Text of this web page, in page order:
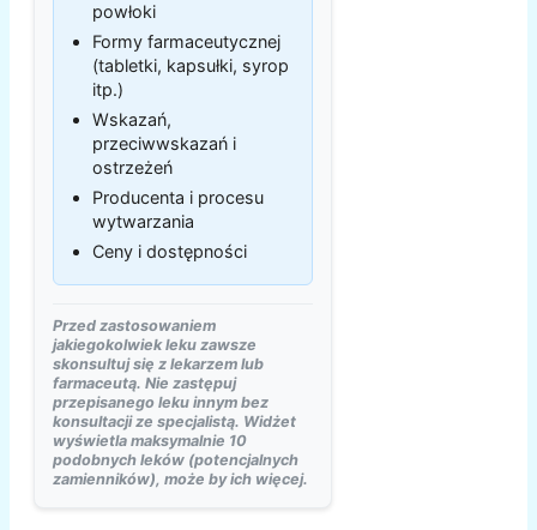
powłoki
Formy farmaceutycznej
(tabletki, kapsułki, syrop
itp.)
Wskazań,
przeciwwskazań i
ostrzeżeń
Producenta i procesu
wytwarzania
Ceny i dostępności
Przed zastosowaniem
jakiegokolwiek leku zawsze
skonsultuj się z lekarzem lub
farmaceutą. Nie zastępuj
przepisanego leku innym bez
konsultacji ze specjalistą. Widżet
wyświetla maksymalnie 10
podobnych leków (potencjalnych
zamienników), może by ich więcej.